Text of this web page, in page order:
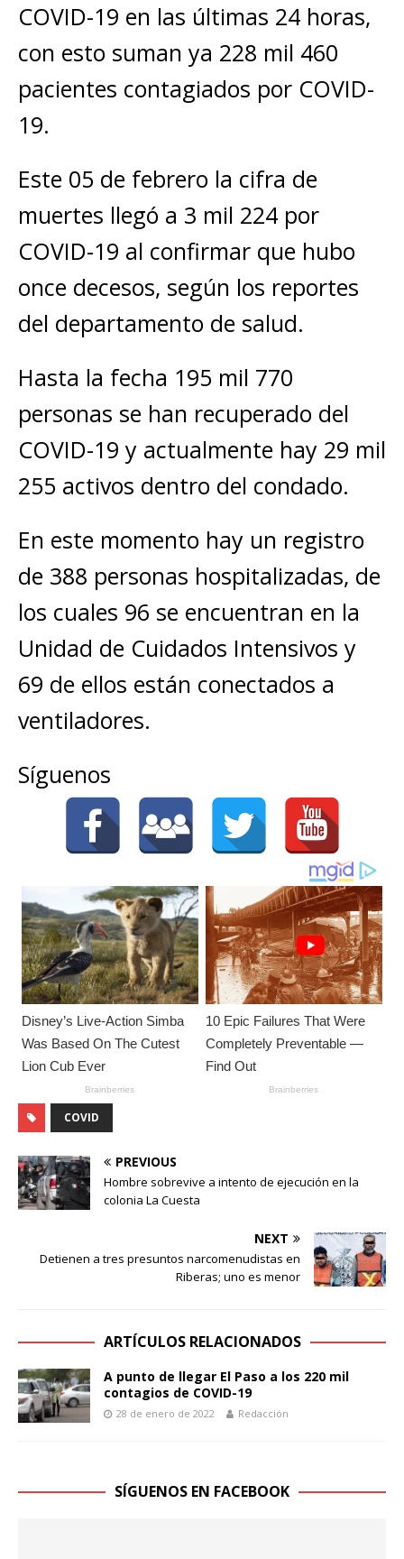
COVID-19 en las últimas 24 horas,
con esto suman ya 228 mil 460
pacientes contagiados por COVID-
19.
Este 05 de febrero la cifra de
muertes llegó a 3 mil 224 por
COVID-19 al confirmar que hubo
once decesos, según los reportes
del departamento de salud.
Hasta la fecha 195 mil 770
personas se han recuperado del
COVID-19 y actualmente hay 29 mil
255 activos dentro del condado.
En este momento hay un registro
de 388 personas hospitalizadas, de
los cuales 96 se encuentran en la
Unidad de Cuidados Intensivos y
69 de ellos están conectados a
ventiladores.
Síguenos
COVID
PREVIOUS
Hombre sobrevive a intento de ejecución en la
colonia La Cuesta
NEXT
Detienen a tres presuntos narcomenudistas en
Riberas; uno es menor
ARTÍCULOS RELACIONADOS
A punto de llegar El Paso a los 220 mil
contagios de COVID-19
28 de enero de 2022 Redacción
SÍGUENOS EN FACEBOOK